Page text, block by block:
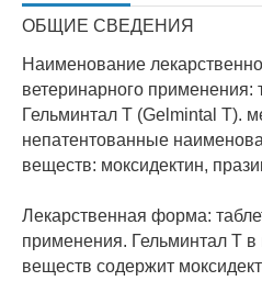
ОБЩИЕ СВЕДЕНИЯ
Наименование
ветеринарного применения:
Гельминтал Т (Gelmintal Т).
непатентованные
веществ: моксидектин,
Лекарственная форма:
применения. Гельминтал Т
веществ содержит